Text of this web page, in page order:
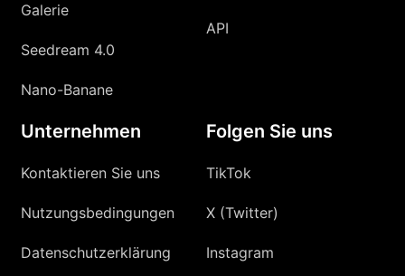
Galerie
Seedream 4.0
Nano-Banane
API
Unternehmen
Kontaktieren Sie uns
Nutzungsbedingungen
Datenschutzerklärung
Folgen Sie uns
TikTok
X (Twitter)
Instagram